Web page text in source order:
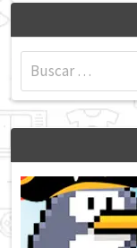
Buscar: